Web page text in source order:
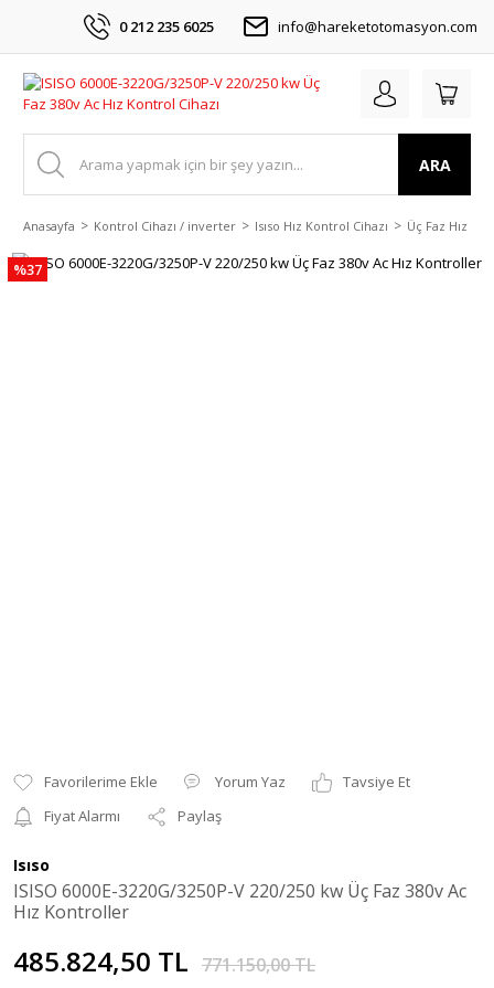
0 212 235 6025 info@hareketotomasyon.com
ARA
Anasayfa Kontrol Cihazı / inverter Isıso Hız Kontrol Cihazı Üç Faz Hız
%37
Yorum Yaz
Tavsiye Et
Fiyat Alarmı
Paylaş
Isıso
ISISO 6000E-3220G/3250P-V 220/250 kw Üç Faz 380v Ac
Hız Kontroller
485.824,50 TL 771.150,00 TL